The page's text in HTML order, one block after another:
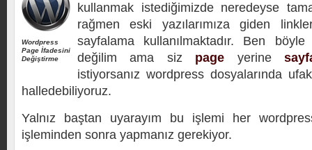
Wordpress
Page İfadesini
Değiştirme
kullanmak istediğimizde neredeyse
rağmen eski yazılarımıza giden
sayfalama kullanılmaktadır. Ben böyle
değilim ama siz page yerine
istiyorsanız wordpress dosyalarında
halledebiliyoruz.
Yalnız baştan uyarayım bu işlemi her
işleminden sonra yapmanız gerekiyor.